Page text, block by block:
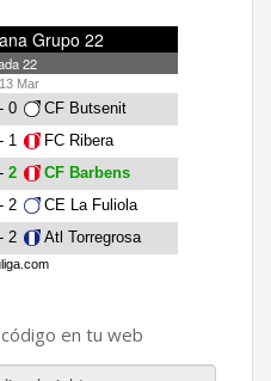
Grupo 22
22
Mar
- 0
CF Butsenit
- 1
FC Ribera
2
CF Barbens
- 2
CE La Fuliola
- 2 Atl Torregrosa
en tu web